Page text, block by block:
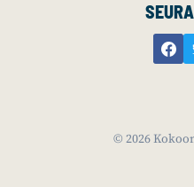
© 2026